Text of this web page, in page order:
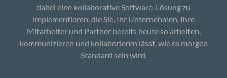
dabei eine kollaborative Software-Lösung zu
implementieren, die Sie, Ihr Unternehmen, Ihre
Mitarbeiter und Partner bereits heute so arbeiten,
kommunizieren und kollaborieren lässt, wie es morgen
Standard sein wird.